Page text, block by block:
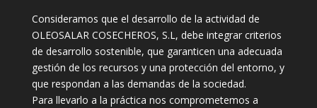
Consideramos que el desarrollo de la actividad de
OLEOSALAR COSECHEROS, S.L, debe integrar criterios
de desarrollo sostenible, que garanticen una adecuada
gestión de los recursos y una protección del entorno, y
que respondan a las demandas de la sociedad.
Para llevarlo a la práctica nos comprometemos a